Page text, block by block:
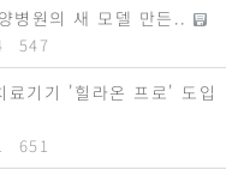
병원의 새 모델 만든..
547
료기기 '힐라온 프로' 도입
651